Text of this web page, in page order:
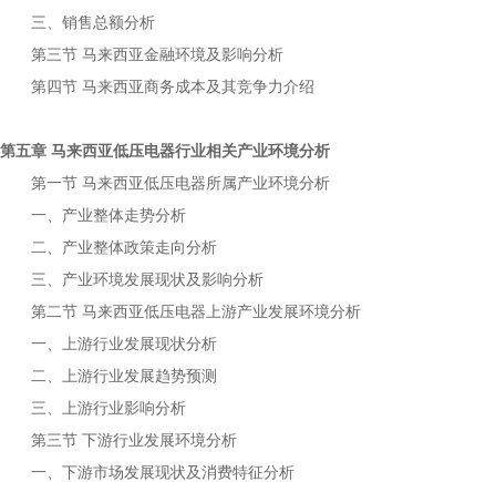
三、销售总额分析
第三节 马来西亚金融环境及影响分析
第四节 马来西亚商务成本及其竞争力介绍
第五章 马来西亚低压电器行业相关产业环境分析
第一节 马来西亚低压电器所属产业环境分析
一、产业整体走势分析
二、产业整体政策走向分析
三、产业环境发展现状及影响分析
第二节 马来西亚低压电器 上游产业发展环境分析
一、上游行业发展现状分析
二、上游行业发展趋势预测
三、上游行业影响分析
第三节 下游行业发展环境分析
一、下游市场发展现状及消费特征分析